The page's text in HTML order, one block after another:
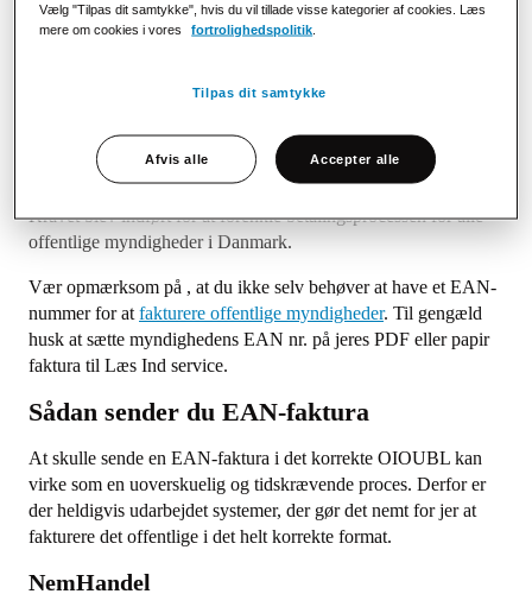
papirfaktura med de almene oplysninger som fakturanummer,
kunde og leverandør. Siden 2005 er det blevet et krav for alle
skulle modtage alle faktura somEAN-faktura
EAN-fakturering betyder, at du skal bruge OIOUBL formatet
og sende fakturaen til det unikke 13-cifrede internationale
identifikationsnummer som hver offentlig myndighed har.
Kravet blev indført for at forenkle betalingsprocessen for alle
offentlige myndigheder i Danmark.
Vær opmærksom på , at du ikke selv behøver at have et EAN-
nummer for at fakturere offentlige myndigheder. Til gengæld
husk at sætte myndighedens EAN nr. på jeres PDF eller papir
faktura til Læs Ind service.
Sådan sender du EAN-faktura
At skulle sende en EAN-faktura i det korrekte OIOUBL kan
virke som en uoverskuelig og tidskrævende proces. Derfor er
der heldigvis udarbejdet systemer, der gør det nemt for jer at
fakturere det offentlige i det helt korrekte format.
NemHandel
Vælg "Tilpas dit samtykke", hvis du vil tillade visse kategorier af cookies. Læs
mere om cookies i vores
fortrolighedspolitik
Tilpas dit samtykke
Afvis alle Accepter alle